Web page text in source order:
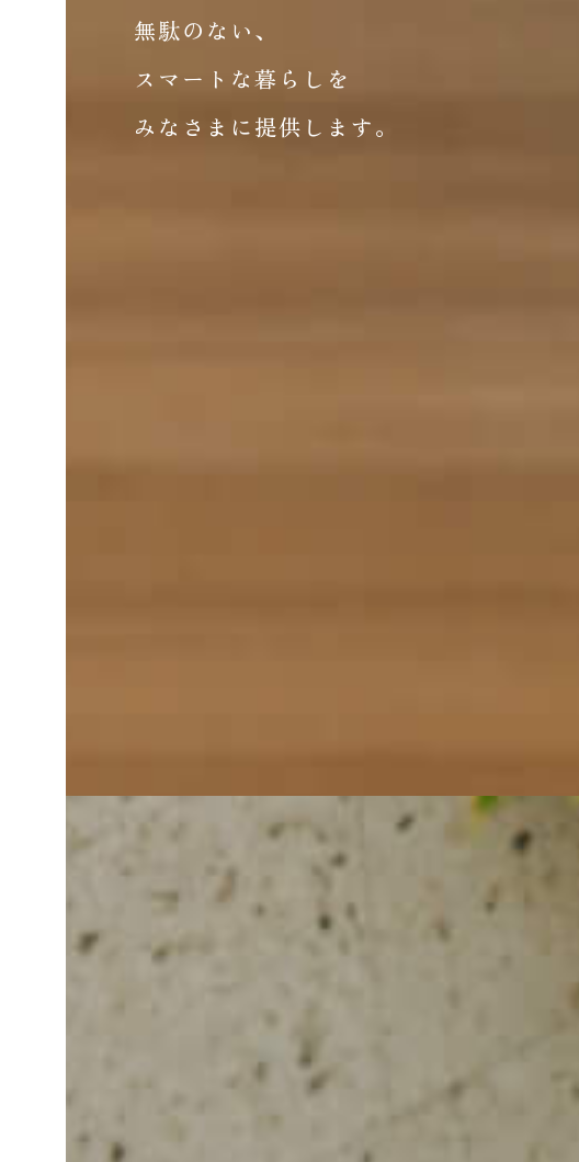
無駄のない、
スマートな暮らしを
みなさまに提供します。